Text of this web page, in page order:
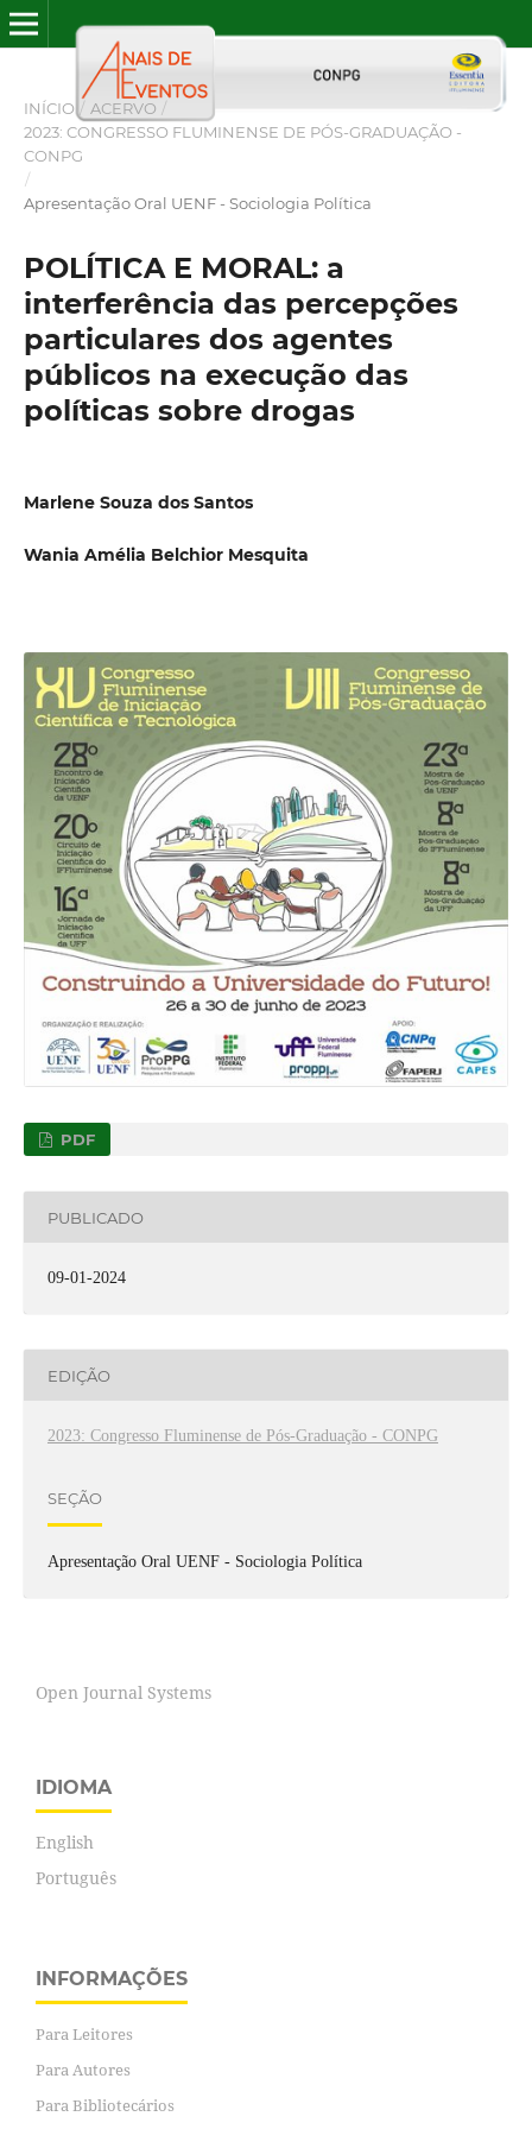
INÍCIO / ACERVO /
2023: CONGRESSO FLUMINENSE DE PÓS-GRADUAÇÃO -
CONPG
/
Apresentação Oral UENF - Sociologia Política
POLÍTICA E MORAL: a
interferência das percepções
particulares dos agentes
públicos na execução das
políticas sobre drogas
Marlene Souza dos Santos
Wania Amélia Belchior Mesquita
PDF
PUBLICADO
09-01-2024
EDIÇÃO
2023: Congresso Fluminense de Pós-Graduação - CONPG
SEÇÃO
Apresentação Oral UENF - Sociologia Política
Open Journal Systems
IDIOMA
English
Português
INFORMAÇÕES
Para Leitores
Para Autores
Para Bibliotecários